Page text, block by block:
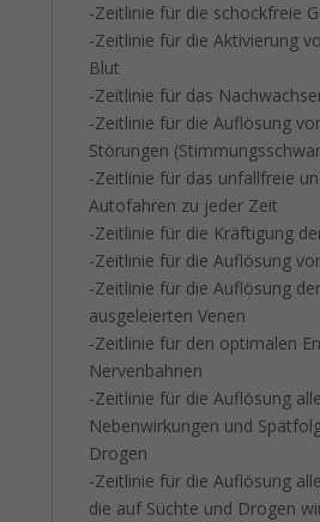
-Zeitlinie für die schockfreie
-Zeitlinie für die Aktivierung
Blut
-Zeitlinie für das
-Zeitlinie für die Auflösung
Störungen
-Zeitlinie für das unfallfreie
Autofahren zu jeder Zeit
-Zeitlinie für die Kräftigung
-Zeitlinie für die Auflösung
-Zeitlinie für die Auflösung der
ausgeleierten Venen
-Zeitlinie für den optimalen
Nervenbahnen
-Zeitlinie für die Auflösung
Nebenwirkungen und
Drogen
-Zeitlinie für die Auflösung
die auf Süchte und Drogen